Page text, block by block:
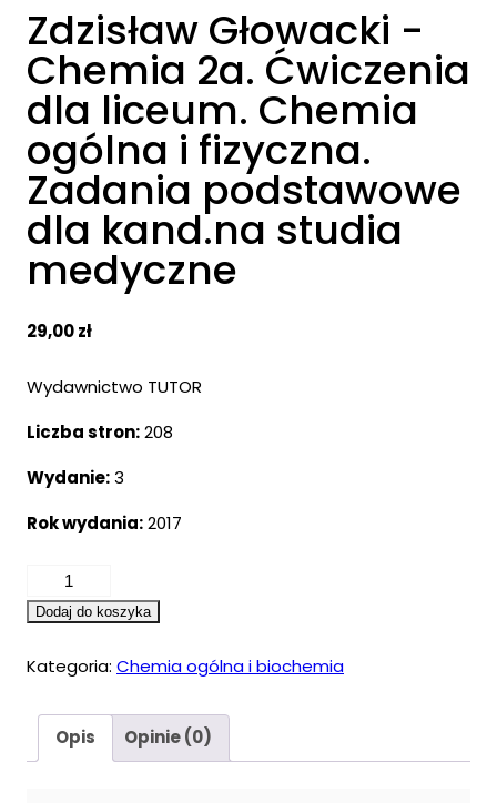
Zdzisław Głowacki -
Chemia 2a. Ćwiczenia
dla liceum. Chemia
ogólna i fizyczna.
Zadania podstawowe
dla kand.na studia
medyczne
29,00zł
Wydawnictwo TUTOR
Liczba stron:208
Wydanie:3
Rok wydania:2017
Zdzisław
-
2a.
Ćwiczenia
Dodaj do koszyka
Kategoria: Chemia ogólna i biochemia
Opis Opinie (0)